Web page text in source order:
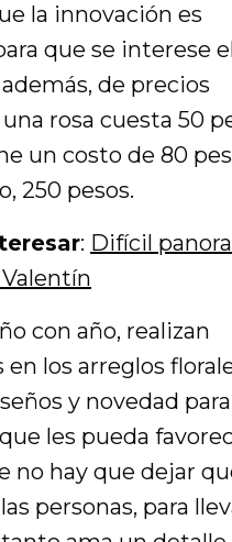
la innovación es
que se interese
de precios
rosa cuesta 50
un costo de 80
250 pesos.
: Difícil
con año, realizan
en los arreglos
y novedad
les pueda
no hay que dejar
personas, para